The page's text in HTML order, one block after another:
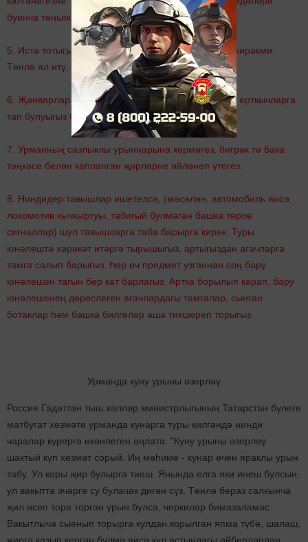
буенча төньяк өстә, көньяк аскы якта урнаша.
5. Истә тотыгыз: караңгы төшкәч, каядыр барырга кирәкми.
Төнлә ял итү, хәл алу дөресрәк булыр.
6. Җанварлар салган сукмаклар буйлап бармагыз, ерткычларга
тап булуыгыз бар.
7. Урманның сазлыклы урыннарына кермәгез, бигрәк тә бака
тәңкәсе белән капланган җирләрне әйләнеп үтегез.
8. Ниндидер тавышлар ишетелсә, (мәсәлән, автомобиль яисә
локомотив кычкыртуы, табигый булмаган башка төрле
сигналлар) шул тавышларга таба барырга кирәк. Туры
юнәлештә хәрәкәт итәргә тырышыгыз, артыгыздан агачларга
тамга салып барыгыз. Һәр өч предмет узганнан соң бару
юнәлешен тагын бер кат барлагыз. Артка борылып карап, бару
юнәлешенең дөреслеген агачлардагы тамгалар, сынган
ботаклар һәм башка билгеләр аша тикшереп торыгыз.
Урманда куну урыны әзерләү
Россия Гадәттән тыш хәлләр министрлыгының Татарстан бүлеге
матбугат хезмәте урманда кунарга туры килгәндә нинди
чаралар күрергә икәнлеген аңлата. "Куну урыны әзерләү
шактый күп хезмәт сорый. Иң мөһиме - кунар өчен яраклы урын
табу. Ул коры җир булырга тиеш. Янында елга яки инеш булсын,
ул вакытта эчәргә су булачак дигән сүз. Төнлә бераз салкынча
җил исеп тора торган урын булса, черкиләр бимазаламас.
Вакытлыча сыенып торырга кулдан корылган япма түбә, шалаш,